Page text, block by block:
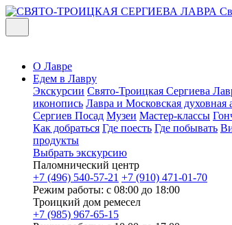
О Лавре
Едем в Лавру
Экскурсии Свято-Троицкая Сергиева
иконопись Лавра и Московская духовная
Сергиев Посад Музеи Мастер-классы
Как добраться Где поесть Где побывать
продукты
Выбрать экскурсию
Паломнический центр
+7 (496) 540-57-21 +7 (910) 471-01-70
Режим работы: с 08:00 до 18:00
Троицкий дом ремесел
+7 (985) 967-65-15